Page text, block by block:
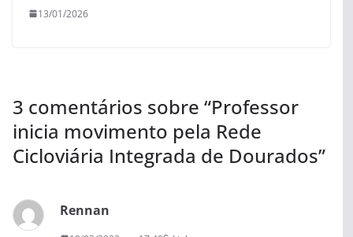
13/01/2026
3 comentários sobre “Professor
inicia movimento pela Rede
Cicloviária Integrada de Dourados”
Rennan